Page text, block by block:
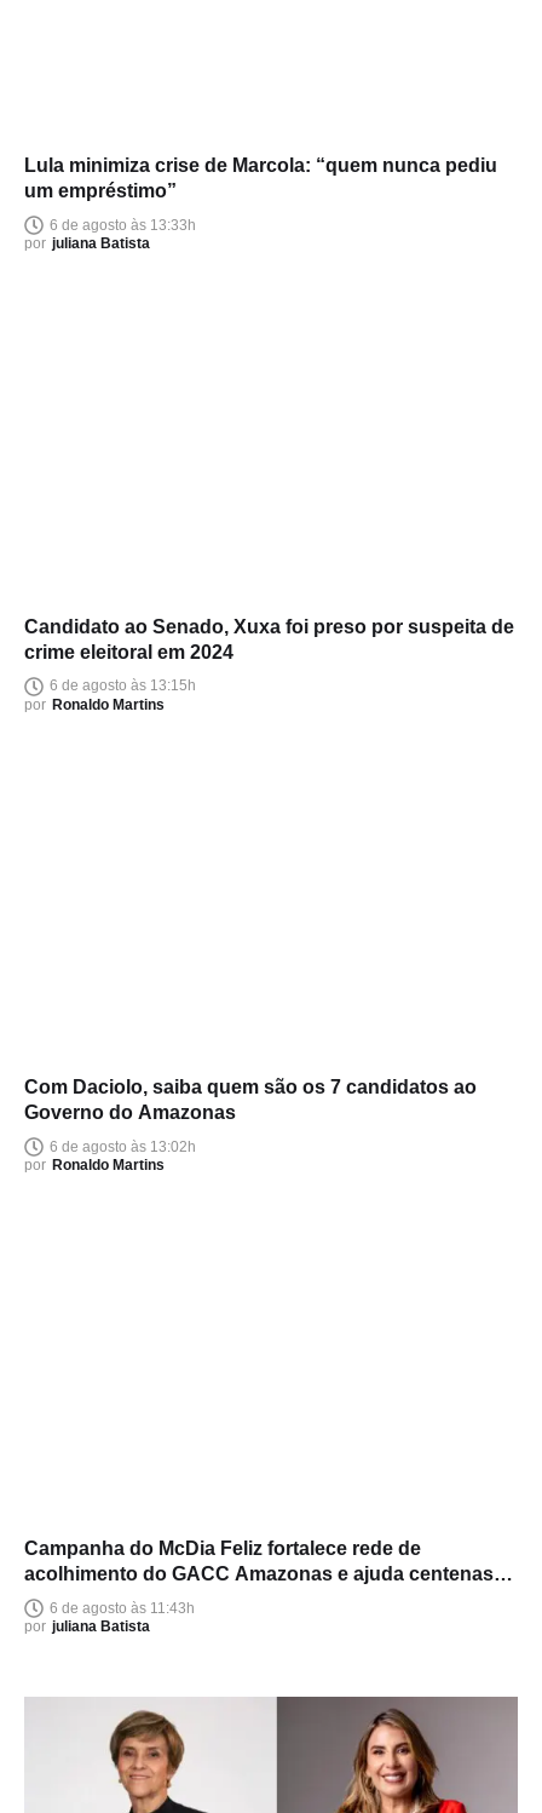
Lula minimiza crise de Marcola: “quem nunca pediu
um empréstimo”
6 de agosto às 13:33h
por juliana Batista
Candidato ao Senado, Xuxa foi preso por suspeita de
crime eleitoral em 2024
6 de agosto às 13:15h
por Ronaldo Martins
Com Daciolo, saiba quem são os 7 candidatos ao
Governo do Amazonas
6 de agosto às 13:02h
por Ronaldo Martins
Campanha do McDia Feliz fortalece rede de
acolhimento do GACC Amazonas e ajuda centenas
de famílias
6 de agosto às 11:43h
por juliana Batista